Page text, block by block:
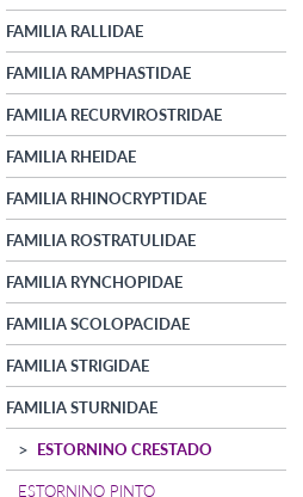
FAMILIA RALLIDAE
FAMILIA RAMPHASTIDAE
FAMILIA RECURVIROSTRIDAE
FAMILIA RHEIDAE
FAMILIA RHINOCRYPTIDAE
FAMILIA ROSTRATULIDAE
FAMILIA RYNCHOPIDAE
FAMILIA SCOLOPACIDAE
FAMILIA STRIGIDAE
FAMILIA STURNIDAE
ESTORNINO CRESTADO
ESTORNINO PINTO